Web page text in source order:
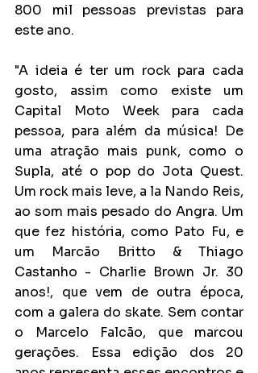
800 mil pessoas previstas para
este ano.
"A ideia é ter um rock para cada
gosto, assim como existe um
Capital Moto Week para cada
pessoa, para além da música! De
uma atração mais punk, como o
Supla, até o pop do Jota Quest.
Um rock mais leve, a la Nando Reis,
ao som mais pesado do Angra. Um
que fez história, como Pato Fu, e
um Marcão Britto & Thiago
Castanho - Charlie Brown Jr. 30
anos!, que vem de outra época,
com a galera do skate. Sem contar
o Marcelo Falcão, que marcou
gerações. Essa edição dos 20